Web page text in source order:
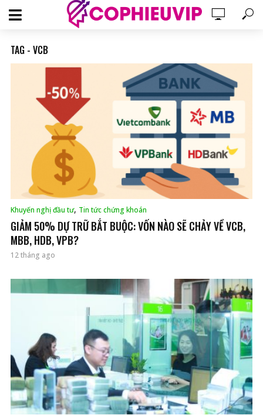
TAG - VCB
Khuyến nghị đầu tư, Tin tức chứng khoán
GIẢM 50% DỰ TRỮ BẮT BUỘC: VỐN NÀO SẼ CHẢY VỀ VCB,
MBB, HDB, VPB?
12 tháng ago